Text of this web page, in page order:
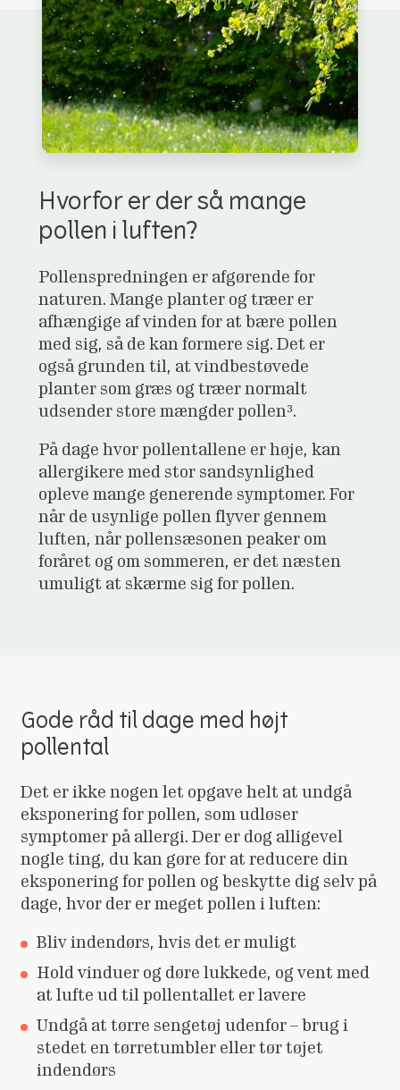
Hvorfor er der så mange
pollen i luften?
Pollenspredningen er afgørende for
naturen. Mange planter og træer er
afhængige af vinden for at bære pollen
med sig, så de kan formere sig. Det er
også grunden til, at vindbestøvede
planter som græs og træer normalt
udsender store mængder pollen³.
På dage hvor pollentallene er høje, kan
allergikere med stor sandsynlighed
opleve mange generende symptomer. For
når de usynlige pollen flyver gennem
luften, når pollensæsonen peaker om
foråret og om sommeren, er det næsten
umuligt at skærme sig for pollen.
Gode råd til dage med højt
pollental
Det er ikke nogen let opgave helt at undgå
eksponering for pollen, som udløser
symptomer på allergi. Der er dog alligevel
nogle ting, du kan gøre for at reducere din
eksponering for pollen og beskytte dig selv på
dage, hvor der er meget pollen i luften:
Bliv indendørs, hvis det er muligt
Hold vinduer og døre lukkede, og vent med
at lufte ud til pollentallet er lavere
Undgå at tørre sengetøj udenfor – brug i
stedet en tørretumbler eller tør tøjet
indendørs